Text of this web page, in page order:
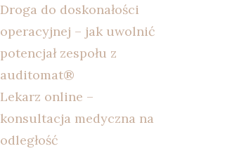
Droga do doskonałości
operacyjnej – jak uwolnić
potencjał zespołu z
auditomat®
Lekarz online –
konsultacja medyczna na
odległość